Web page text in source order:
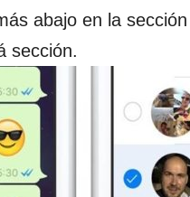
abajo en la
sección.